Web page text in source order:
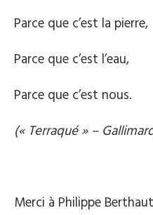
Parce que c’est la pierre,
Parce que c’est l’eau,
Parce que c’est nous.
(« Terraqué » –
Merci à Philippe